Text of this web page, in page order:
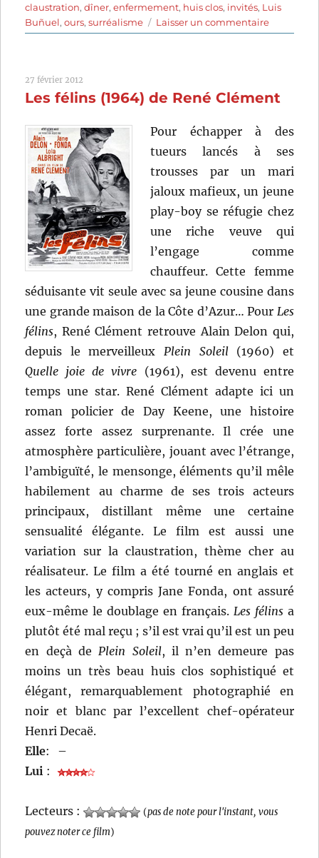
claustration,dîner,enfermement, huis clos, invités, Luis
Buñuel,ours,surréalisme Laisser un commentairesur
L’ange
Luis
27 février 2012
Les félins (1964) de René Clément
Pour échapper à des
tueurs lancés à ses
trousses par un mari
jaloux mafieux, un jeune
play-boy se réfugie chez
une riche veuve qui
l’engage comme
chauffeur. Cette femme
séduisante vit seule avec sa jeune cousine dans
une grande maison de la Côte d’Azur… Pour Les
félins, René Clément retrouve Alain Delon qui,
depuis le merveilleux Plein Soleil(1960) et
Quelle joie de vivre (1961), est devenu entre
temps une star. René Clément adapte ici un
roman policier de Day Keene, une histoire
assez forte assez surprenante. Il crée une
atmosphère particulière, jouant avec l’étrange,
l’ambiguïté, le mensonge, éléments qu’il mêle
habilement au charme de ses trois acteurs
principaux, distillant même une certaine
sensualité élégante. Le film est aussi une
variation sur la claustration, thème cher au
réalisateur. Le film a été tourné en anglais et
les acteurs, y compris Jane Fonda, ont assuré
eux-même le doublage en français. Les félinsa
plutôt été mal reçu ; s’il est vrai qu’il est un peu
en deçà dePlein Soleil, il n’en demeure pas
moins un très beau huis clos sophistiqué et
élégant, remarquablement photographié en
noir et blanc par l’excellent chef-opérateur
Henri Decaë.
Elle:
–
Lui :
Lecteurs : (pas de note pour l'instant, vous
pouvez noter ce film)